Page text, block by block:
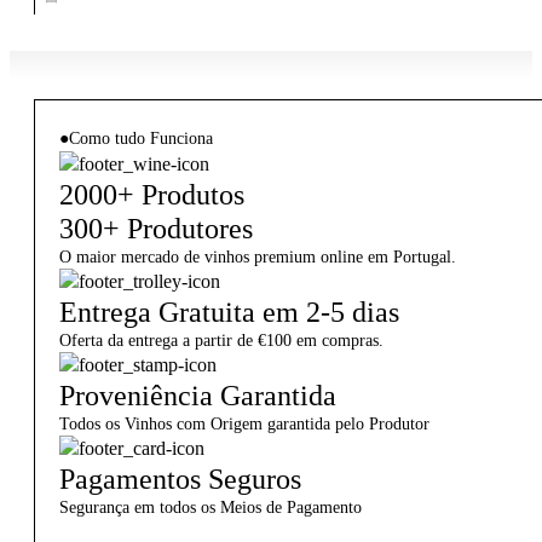
●Como tudo Funciona
2000+ Produtos
300+ Produtores
O maior mercado de vinhos premium online em Portugal.
Entrega Gratuita em 2-5 dias
Oferta da entrega a partir de €100 em compras.
Proveniência Garantida
Todos os Vinhos com Origem garantida pelo Produtor
Pagamentos Seguros
Segurança em todos os Meios de Pagamento